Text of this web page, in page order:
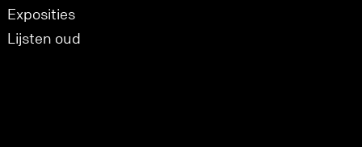
Exposities
Lijsten oud